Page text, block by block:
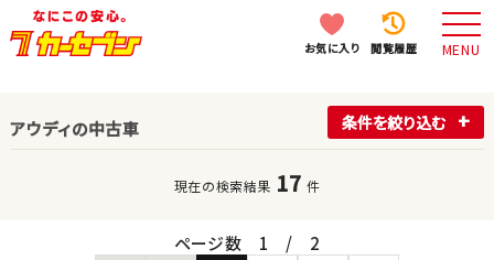
お気に入り 閲覧履歴 MENU
アウディの中古車 条件を絞り込む
現在の検索結果 17 件
ページ数 1 / 2